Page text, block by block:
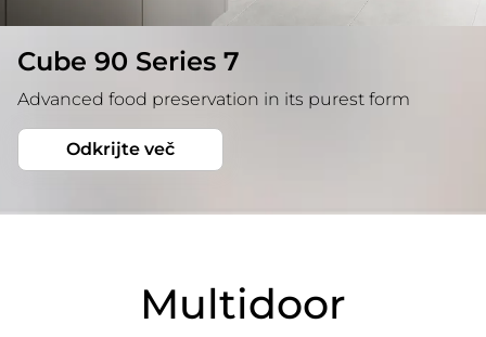
Cube 90 Series 7
Advanced food preservation in its purest form
Odkrijte več
Multidoor